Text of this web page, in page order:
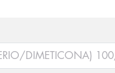
DIMETICONA)